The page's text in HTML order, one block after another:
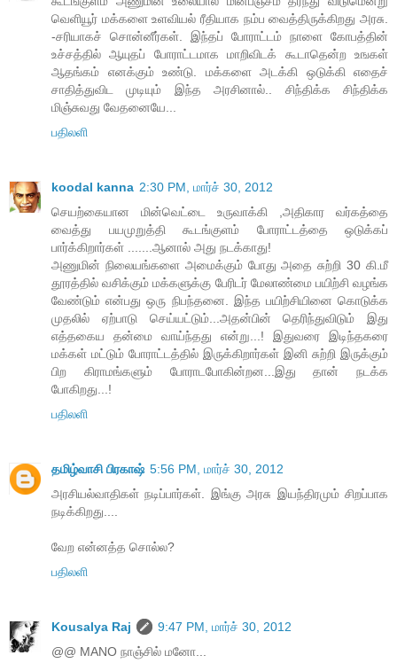
வெளியூர் மக்களை உளவியல் ரீதியாக நம்ப வைத்திருக்கிறது அரசு.
-சரியாகச் சொன்னீர்கள். இந்தப் போராட்டம் நாளை கோபத்தின்
உச்சத்தில் ஆயுதப் போராட்டமாக மாறிவிடக் கூடாதென்ற உஙகள்
ஆதங்கம் எனக்கும் உண்டு. மக்களை அடக்கி ஒடுக்கி எதைச்
சாதித்துவிட முடியும் இந்த அரசினால்.. சிந்திக்க சிந்திக்க
மிஞ்சுவது வேதனையே...
பதிலளி
koodal kanna 2:30 PM, மார்ச் 30, 2012
செயற்கையான மின்வெட்டை உருவாக்கி ,அதிகார வர்கத்தை
வைத்து பயமுறுத்தி கூடங்குளம் போராட்டத்தை ஒடுக்கப்
பார்க்கிறார்கள் .......ஆனால் அது நடக்காது!
அணுமின் நிலையங்களை அமைக்கும் போது அதை சுற்றி 30 கி.மீ
தூரத்தில் வசிக்கும் மக்களுக்கு பேரிடர் மேலாண்மை பயிற்சி வழங்க
வேண்டும் என்பது ஒரு நிபந்தனை. இந்த பயிற்சியினை கொடுக்க
முதலில் ஏற்பாடு செய்யட்டும்...அதன்பின் தெரிந்துவிடும் இது
எத்தகைய தன்மை வாய்ந்தது என்று...! இதுவரை இடிந்தகரை
மக்கள் மட்டும் போராட்டத்தில் இருக்கிறார்கள் இனி சுற்றி இருக்கும்
பிற கிராமங்களும் போராடபோகின்றன...இது தான் நடக்க
போகிறது...!
பதிலளி
தமிழ்வாசி பிரகாஷ் 5:56 PM, மார்ச் 30, 2012
அரசியல்வாதிகள் நடிப்பார்கள். இங்கு அரசு இயந்திரமும் சிறப்பாக
நடிக்கிறது....
வேற என்னத்த சொல்ல?
பதிலளி
Kousalya Raj
9:47 PM, மார்ச் 30, 2012
@@ MANO நாஞ்சில் மனோ...